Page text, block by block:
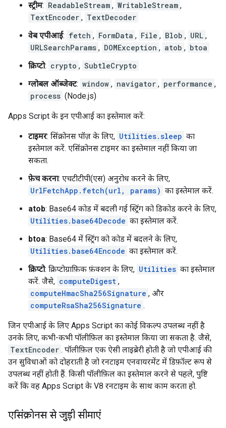
स्ट्रीम: ReadableStream , WritableStream ,
TextEncoder , TextDecoder
वेब एपीआई: fetch , FormData , File , Blob , URL ,
URLSearchParams , DOMException , atob , btoa
क्रिप्टो: crypto , SubtleCrypto
ग्लोबल ऑब्जेक्ट: window , navigator , performance ,
process (Node.js)
Apps Script के इन एपीआई का इस्तेमाल करें:
टाइमर: सिंक्रोनस पॉज़ के लिए, Utilities.sleep का
इस्तेमाल करें. एसिंक्रोनस टाइमर का इस्तेमाल नहीं किया जा
सकता.
फ़ेच करना: एचटीटीपी(एस) अनुरोध करने के लिए,
UrlFetchApp.fetch(url, params) का इस्तेमाल करें.
atob: Base64 कोड में बदली गई स्ट्रिंग को डिकोड करने के लिए,
Utilities.base64Decode का इस्तेमाल करें.
btoa: Base64 में स्ट्रिंग को कोड में बदलने के लिए,
Utilities.base64Encode का इस्तेमाल करें.
क्रिप्टो: क्रिप्टोग्राफ़िक फ़ंक्शन के लिए, Utilities का इस्तेमाल
करें. जैसे, computeDigest ,
computeHmacSha256Signature , और
computeRsaSha256Signature .
जिन एपीआई के लिए Apps Script का कोई विकल्प उपलब्ध नहीं है
उनके लिए, कभी-कभी पॉलीफ़िल का इस्तेमाल किया जा सकता है. जैसे,
TextEncoder . पॉलीफ़िल एक ऐसी लाइब्रेरी होती है जो एपीआई की
उन सुविधाओं को दोहराती है जो रनटाइम एनवायरमेंट में डिफ़ॉल्ट रूप से
उपलब्ध नहीं होती हैं. किसी पॉलीफ़िल का इस्तेमाल करने से पहले, पुष्टि
करें कि वह Apps Script के V8 रनटाइम के साथ काम करता हो.
एसिंक्रोनस से जुड़ी सीमाएं